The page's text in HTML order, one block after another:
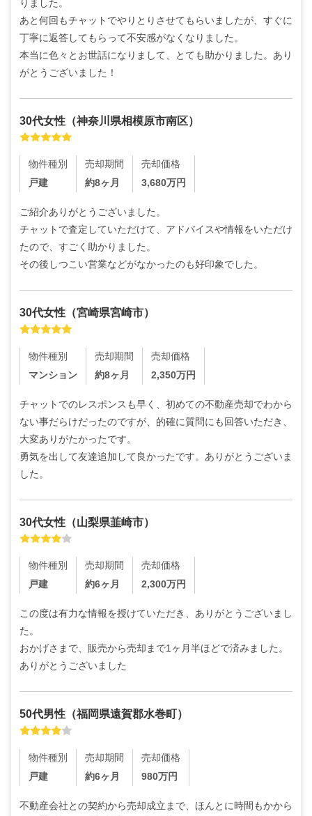
りました。
あと何回もチャットでやりとりさせてもらいましたが、すぐに
丁寧に返答してもらって不安感がなくなりました。
本当に色々とお世話になりまして、とても助かりました。あり
がとうございました！
30代女性 （神奈川県相模原市南区）
物件種別
戸建
売却期間
約8ヶ月
売却価格
3,680万円
ご紹介ありがとうございました。
チャットで査定していただけて、アドバイスや情報をいただけ
たので、すごく助かりました。
その後しつこい営業などがなかったのも好印象でした。
30代女性 （宮崎県宮崎市）
物件種別
マンション
売却期間
約8ヶ月
売却価格
2,350万円
チャットでのレスポンスも早く、初めての不動産売却でわから
ない事だらけだったのですが、的確に質問にも回答いただき、
大変ありがたかったです。
勇気を出して友達追加して良かったです。ありがとうございま
した。
30代女性 （山梨県韮崎市）
物件種別
戸建
売却期間
約6ヶ月
売却価格
2,300万円
この度は有力な情報を授けていただき、ありがとうございまし
た。
おかげさまで、販売から売却まで1ヶ月半ほどで済みました。
ありがとうございました
50代男性 （福岡県遠賀郡水巻町）
物件種別
戸建
売却期間
約6ヶ月
売却価格
980万円
不動産会社との契約から売却成立まで、ほんとに時間もかから